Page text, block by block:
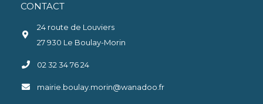
CONTACT
24 route de Louviers
27 930 Le Boulay-Morin
02 32 34 76 24
mairie.boulay.morin@wanadoo.fr